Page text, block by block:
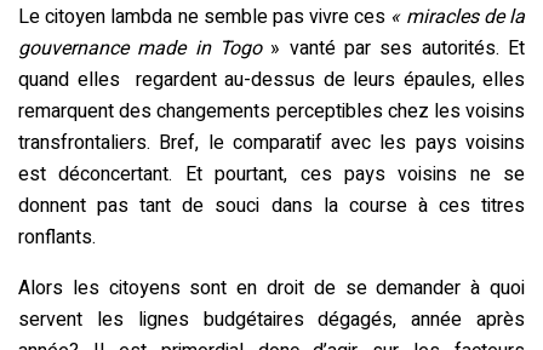
Le citoyen lambda ne semble pas vivre ces « miracles de la
gouvernance made in Togo » vanté par ses autorités. Et
quand elles regardent au-dessus de leurs épaules, elles
remarquent des changements perceptibles chez les voisins
transfrontaliers. Bref, le comparatif avec les pays voisins
est déconcertant. Et pourtant, ces pays voisins ne se
donnent pas tant de souci dans la course à ces titres
ronflants.
Alors les citoyens sont en droit de se demander à quoi
servent les lignes budgétaires dégagés, année après